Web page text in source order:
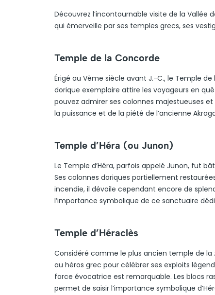
Découvrez l’incontournable visite de la
qui émerveille par ses temples grecs, ses
Temple de la Concorde
Érigé au Vème siècle avant J.-C., le Temple
dorique exemplaire attire les voyageurs en
pouvez admirer ses colonnes majestueuses
la puissance et de la piété de l’ancienne
Temple d’Héra (ou Junon)
Le Temple d’Héra, parfois appelé Junon, fut
Ses colonnes doriques partiellement
incendie, il dévoile cependant encore de
l’importance symbolique de ce sanctuaire
Temple d’Héraclès
Considéré comme le plus ancien temple de la
au héros grec pour célébrer ses exploits
force évocatrice est remarquable. Les blocs
permet de saisir l’importance symbolique